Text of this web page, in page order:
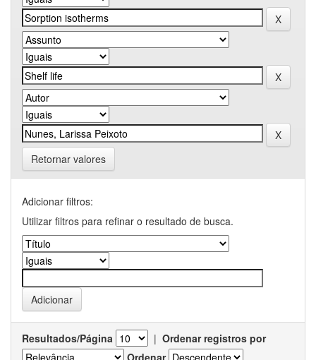
Retornar valores
Adicionar filtros:
Utilizar filtros para refinar o resultado de busca.
Resultados/Página | Ordenar registros por